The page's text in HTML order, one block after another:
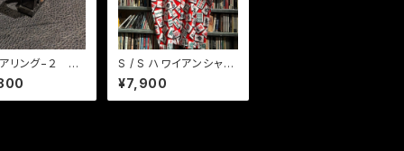
リング−２ タ
S / S ハワイアンシャ
ツ マージャン牌 RD
¥7,900